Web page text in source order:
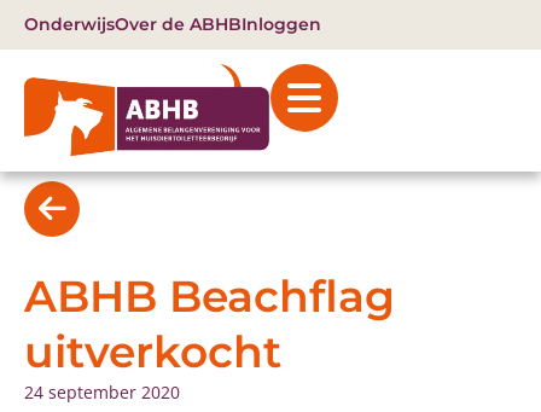
OnderwijsOver de ABHBInloggen
ABHB Beachflag
uitverkocht
24 september 2020